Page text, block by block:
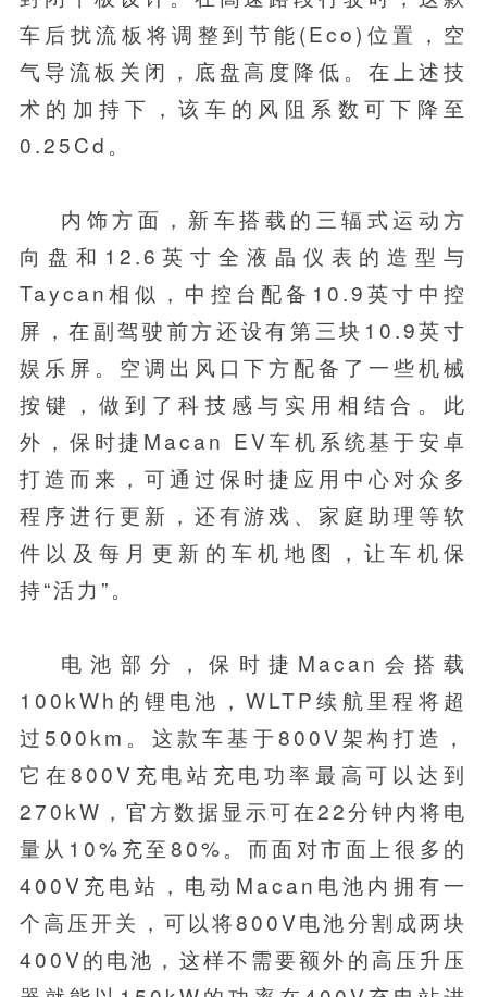
车后扰流板将调整到节能(Eco)位置，空
气导流板关闭，底盘高度降低。在上述技
术的加持下，该车的风阻系数可下降至
0.25Cd。
内饰方面，新车搭载的三辐式运动方
向盘和12.6英寸全液晶仪表的造型与
Taycan相似，中控台配备10.9英寸中控
屏，在副驾驶前方还设有第三块10.9英寸
娱乐屏。空调出风口下方配备了一些机械
按键，做到了科技感与实用相结合。此
外，保时捷Macan EV车机系统基于安卓
打造而来，可通过保时捷应用中心对众多
程序进行更新，还有游戏、家庭助理等软
件以及每月更新的车机地图，让车机保
持“活力”。
电池部分，保时捷Macan会搭载
100kWh的锂电池，WLTP续航里程将超
过500km。这款车基于800V架构打造，
它在800V充电站充电功率最高可以达到
270kW，官方数据显示可在22分钟内将电
量从10%充至80%。而面对市面上很多的
400V充电站，电动Macan电池内拥有一
个高压开关，可以将800V电池分割成两块
400V的电池，这样不需要额外的高压升压